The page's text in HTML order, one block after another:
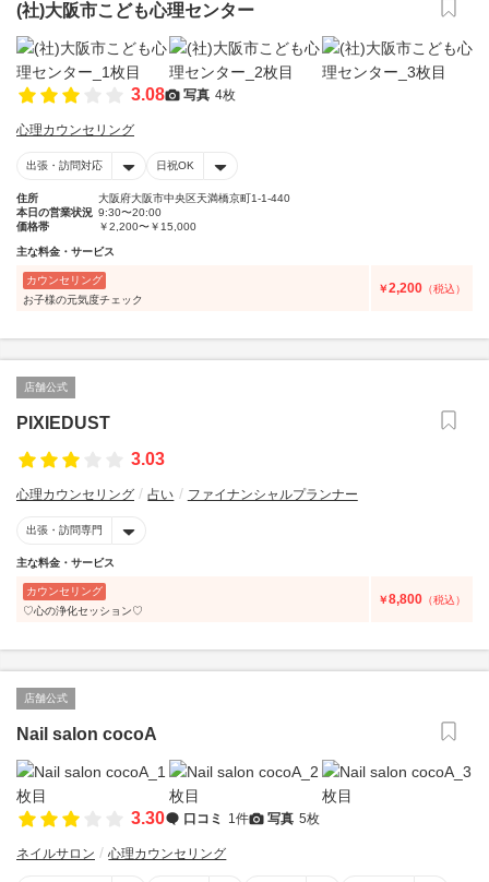
(社)大阪市こども心理センター
3.08 写真 4枚
心理カウンセリング
出張・訪問対応 日祝OK
住所
大阪府大阪市中央区天満橋京町1-1-440
本日の営業状況 9:30〜20:00
価格帯
￥2,200〜￥15,000
主な料金・サービス
カウンセリング
お子様の元気度チェック
￥2,200 （税込）
店舗公式
PIXIEDUST
3.03
心理カウンセリング 占い ファイナンシャルプランナー
出張・訪問専門
主な料金・サービス
カウンセリング
♡心の浄化セッション♡
￥8,800 （税込）
店舗公式
Nail salon cocoA
3.30 口コミ 1件 写真 5枚
ネイルサロン 心理カウンセリング